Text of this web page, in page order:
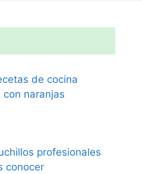
de cocina
con naranjas
profesionales
conocer